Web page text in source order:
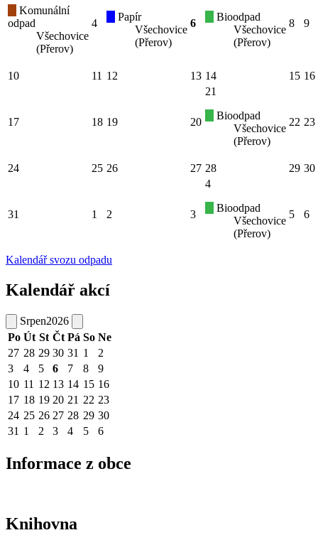
Komunální
odpad
Všechovice
(Přerov)
4
Papír
Všechovice
(Přerov)
6
Bioodpad
Všechovice
(Přerov)
8 9
10 11 12 13 14 15 16
17 18 19 20
21
Bioodpad
Všechovice
(Přerov)
22 23
24 25 26 27 28 29 30
31 1 2 3
4
Bioodpad
Všechovice
(Přerov)
5 6
Kalendář svozu odpadu
Kalendář akcí
Srpen2026
Po Út St Čt Pá So Ne
27 28 29 30 31 1
2
3
4 5 6 7 8
9
10 11 12 13 14 15 16
17 18 19 20 21 22 23
24 25 26 27 28 29 30
31 1 2 3 4 5 6
Informace z obce
Knihovna